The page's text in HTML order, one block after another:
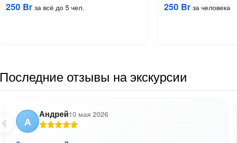
250 Br за всё до 5 чел. 250 Brза человека
Последние отзывы на экскурсии
А
Андрей10 мая 2026